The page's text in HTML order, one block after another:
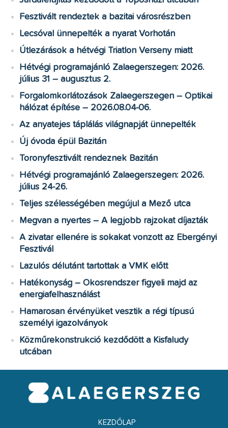
Fesztivált rendeztek a bazitai városrészben
Lecsóval ünnepelték a nyarat Vorhotán
Útlezárások a hétvégi Triatlon Verseny miatt
Hétvégi programajánló Zalaegerszegen: 2026.
július 31 – augusztus 2.
Forgalomkorlátozások Zalaegerszegen – Optikai
hálózat építése – 2026.08.04-06.
Az anyatejes táplálás világnapját ünnepelték
Új óvoda épül Bazitán
Toronyfesztivált rendeznek Bazitán
Hétvégi programajánló Zalaegerszegen: 2026.
július 24-26.
Teljes szélességében megújul a Mező utca
Megvan a nyertes – A legjobb rajzokat díjazták
A zivatar ellenére is sokakat vonzott az Ebergényi
Fesztivál
Lazulós délutánt tartottak a VMK előtt
Hatékonyság – Okosrendszer figyeli majd az
energiafelhasználást
Hamarosan érvényüket vesztik a régi típusú
személyi igazolványok
Közműrekonstrukció kezdődött a Kisfaludy
utcában
KEZDŐLAP